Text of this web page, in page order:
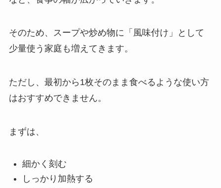
そのため、スープや炒め物に「風味付け」として
少量使う家庭も増えてきます。
ただし、最初から1枚そのまま食べるような使い方
はおすすめできません。
まずは、
細かく刻む
しっかり加熱する